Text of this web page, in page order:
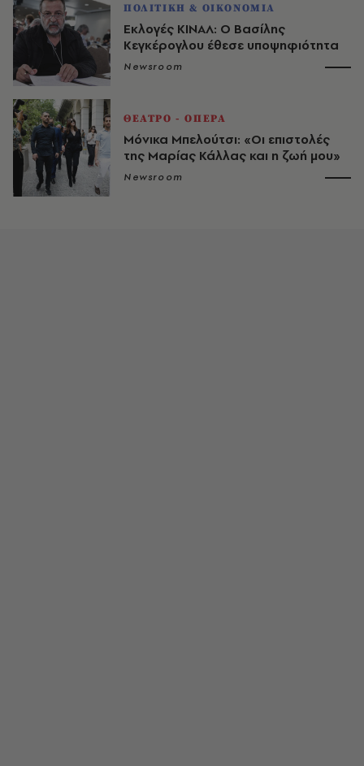
ΠΟΛΙΤΙΚΗ & ΟΙΚΟΝΟΜΙΑ
Εκλογές ΚΙΝΑΛ: Ο Βασίλης
Κεγκέρογλου έθεσε υποψηφιότητα
Newsroom
ΘΕΑΤΡΟ - ΟΠΕΡΑ
Μόνικα Μπελούτσι: «Οι επιστολές
της Μαρίας Κάλλας και η ζωή μου»
Newsroom